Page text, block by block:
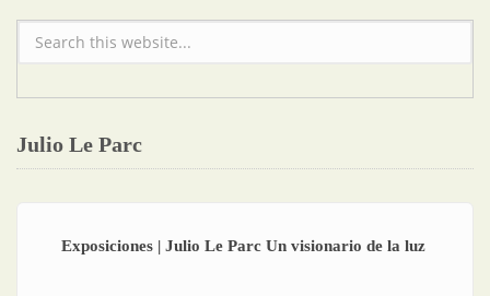
Formulario de búsqueda
Julio Le Parc
Exposiciones | Julio Le Parc Un visionario de la luz